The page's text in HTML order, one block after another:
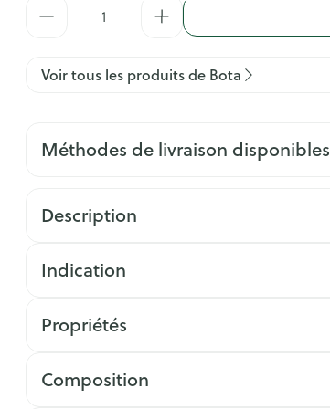
Voir tous les produits de Bota
Méthodes de livraison disponibles
Description
Indication
Propriétés
Composition